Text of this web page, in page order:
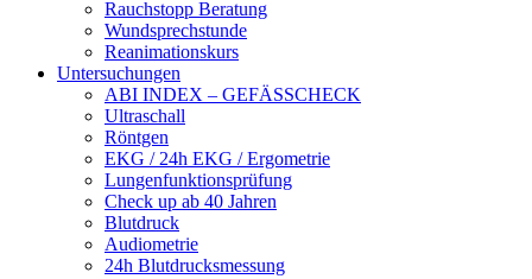
Rauchstopp Beratung
Wundsprechstunde
Reanimationskurs
Untersuchungen
ABI INDEX – GEFÄSSCHECK
Ultraschall
Röntgen
EKG / 24h EKG / Ergometrie
Lungenfunktionsprüfung
Check up ab 40 Jahren
Blutdruck
Audiometrie
24h Blutdrucksmessung